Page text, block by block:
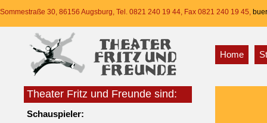
Sommestraße 30, 86156 Augsburg, Tel. 0821 240 19 44, Fax 0821 240 19 45,
Home
Theater Fritz und Freunde sind:
Schauspieler: